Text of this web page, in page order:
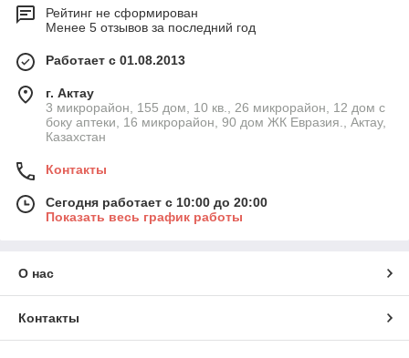
Рейтинг не сформирован
Менее 5 отзывов за последний год
Работает с 01.08.2013
г. Актау
3 микрорайон, 155 дом, 10 кв., 26 микрорайон, 12 дом с
боку аптеки, 16 микрорайон, 90 дом ЖК Евразия., Актау,
Казахстан
Контакты
Сегодня работает с 10:00 до 20:00
Показать весь график работы
О нас
Контакты